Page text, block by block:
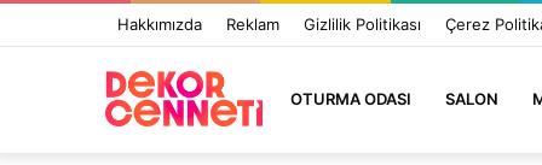
Hakkımızda Reklam Gizlilik Politikası Çerez
OTURMA ODASI SALON